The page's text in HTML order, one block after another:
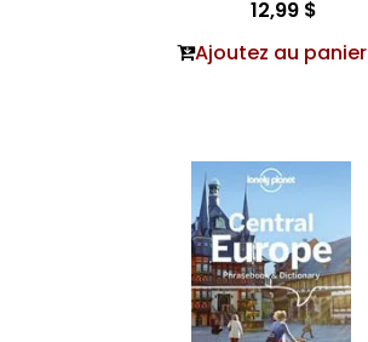
12,99 $
Ajoutez au panier